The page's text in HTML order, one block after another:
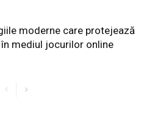
moderne care protejează
mediul jocurilor online